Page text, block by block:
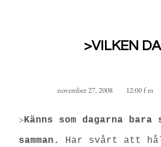
>VILKEN
november 27, 2008 12:00 f m
>Känns som dagarna bara
samman.
Har svårt att